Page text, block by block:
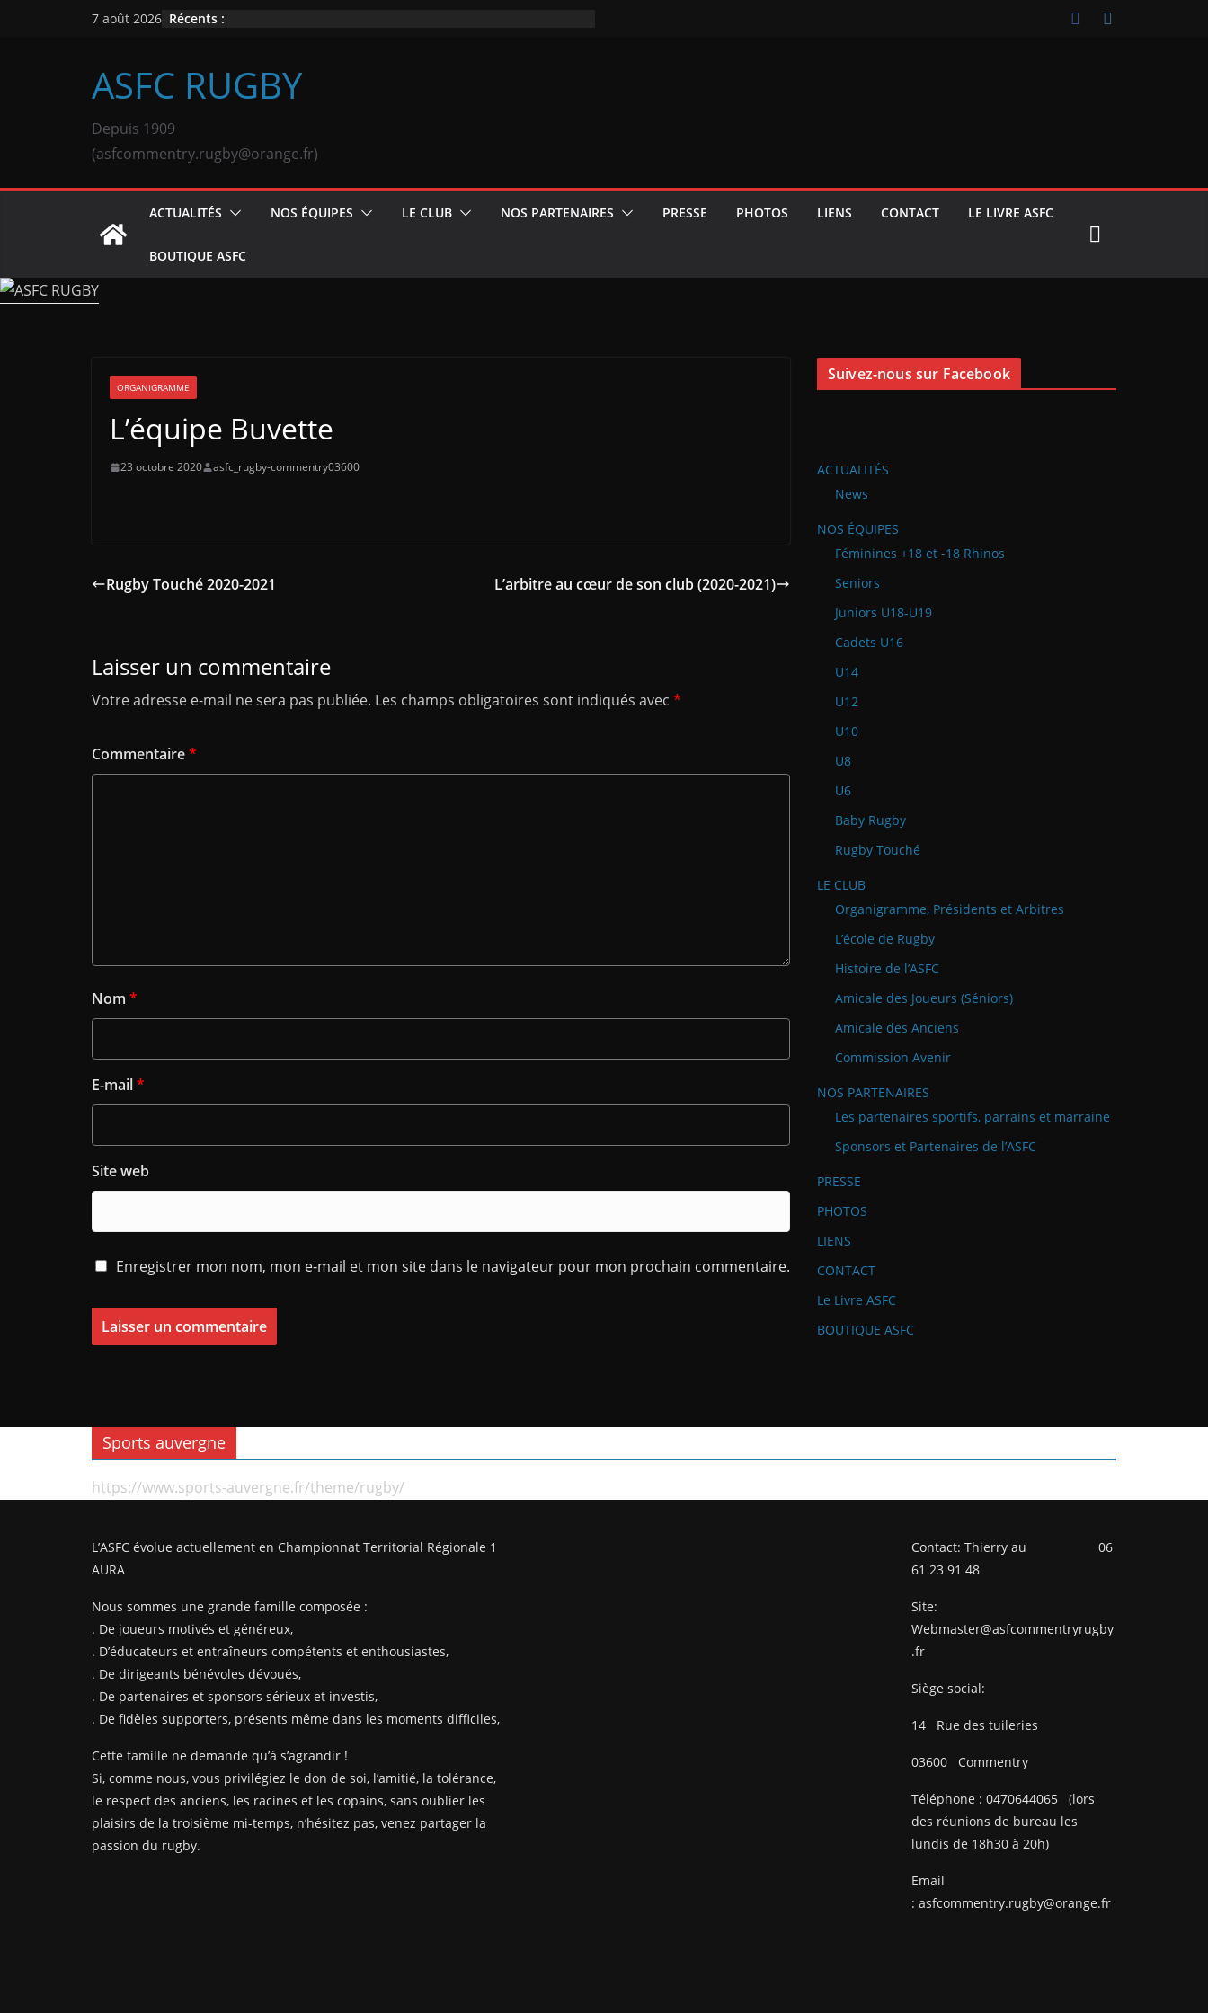
7 août 2026 Récents :
ASFC RUGBY
Depuis 1909
(asfcommentry.rugby@orange.fr)
ACTUALITÉS NOS ÉQUIPES LE CLUB NOS PARTENAIRES PRESSE PHOTOS LIENS CONTACT LE LIVRE ASFC
BOUTIQUE ASFC
ORGANIGRAMME
L’équipe Buvette
23 octobre 2020 asfc_rugby-commentry03600
Rugby Touché 2020-2021 L’arbitre au cœur de son club (2020-2021)
Laisser un commentaire
Votre adresse e-mail ne sera pas publiée. Les champs obligatoires sont indiqués avec *
Commentaire*
Nom *
E-mail*
Site web
Enregistrer mon nom, mon e-mail et mon site dans le navigateur pour mon prochain commentaire.
Suivez-nous sur Facebook
ACTUALITÉS
News
NOS ÉQUIPES
Féminines +18 et -18 Rhinos
Seniors
Juniors U18-U19
Cadets U16
U14
U12
U10
U8
U6
Baby Rugby
Rugby Touché
LE CLUB
Organigramme, Présidents et Arbitres
L’école de Rugby
Histoire de l’ASFC
Amicale des Joueurs (Séniors)
Amicale des Anciens
Commission Avenir
NOS PARTENAIRES
Les partenaires sportifs, parrains et marraine
Sponsors et Partenaires de l’ASFC
PRESSE
PHOTOS
LIENS
CONTACT
Le Livre ASFC
BOUTIQUE ASFC
Sports auvergne
https://www.sports-auvergne.fr/theme/rugby/
L’ASFC évolue actuellement en Championnat Territorial Régionale 1
AURA
Nous sommes une grande famille composée :
. De joueurs motivés et généreux,
. D’éducateurs et entraîneurs compétents et enthousiastes,
. De dirigeants bénévoles dévoués,
. De partenaires et sponsors sérieux et investis,
. De fidèles supporters, présents même dans les moments difficiles,
Cette famille ne demande qu’à s’agrandir !
Si, comme nous, vous privilégiez le don de soi, l’amitié, la tolérance,
le respect des anciens, les racines et les copains, sans oublier les
plaisirs de la troisième mi-temps, n’hésitez pas, venez partager la
passion du rugby.
Contact: Thierry au 06
61 23 91 48
Site:
Webmaster@asfcommentryrugby
.fr
Siège social:
14 Rue des tuileries
03600 Commentry
Téléphone : 0470644065
(lors
des réunions de bureau les
lundis de 18h30 à 20h)
Email
: asfcommentry.rugby@orange.fr